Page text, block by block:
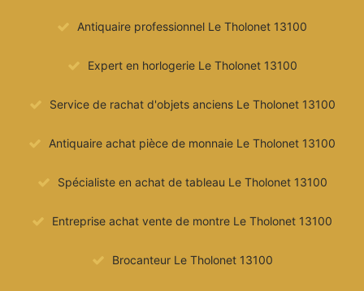
Antiquaire professionnel Le Tholonet 13100
Expert en horlogerie Le Tholonet 13100
Service de rachat d'objets anciens Le Tholonet 13100
Antiquaire achat pièce de monnaie Le Tholonet 13100
Spécialiste en achat de tableau Le Tholonet 13100
Entreprise achat vente de montre Le Tholonet 13100
Brocanteur Le Tholonet 13100